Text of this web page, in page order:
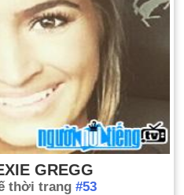
GREGG
thời trang #53